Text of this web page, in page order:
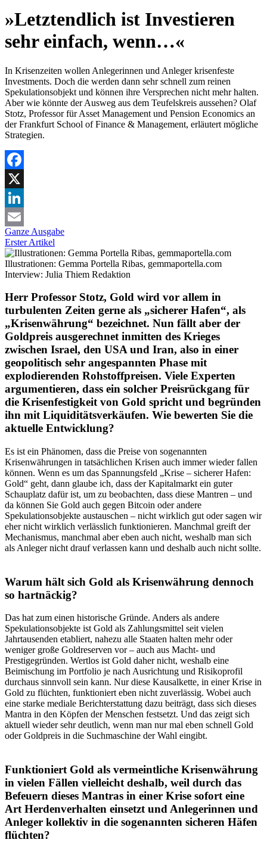
»Letztendlich ist Investieren
sehr einfach, wenn…«
In Krisenzeiten wollen Anlegerinnen und Anleger krisenfeste
Investments. Doch die werden dann sehr schnell zum reinen
Spekulationsobjekt und können ihre Versprechen nicht mehr halten.
Aber wie könnte der Ausweg aus dem Teufelskreis aussehen? Olaf
Stotz, Professor für Asset Management und Pension Economics an
der Frankfurt School of Finance & Management, erläutert mögliche
Strategien.
Facebook
X
LinkedIn
Email
Ganze Ausgabe
Erster Artikel
Illustrationen: Gemma Portella Ribas, gemmaportella.com
Interview: Julia Thiem Redaktion
Herr Professor Stotz, Gold wird vor allem in
turbulenten Zeiten gerne als „sicherer Hafen“, als
„Krisenwährung“ bezeichnet. Nun fällt aber der
Goldpreis ausgerechnet inmitten des Krieges
zwischen Israel, den USA und Iran, also in einer
geopolitisch sehr angespannten Phase mit
explodierenden Rohstoffpreisen. Viele Experten
argumentieren, dass ein solcher Preisrückgang für
die Krisenfestigkeit von Gold spricht und begründen
ihn mit Liquiditätsverkäufen. Wie bewerten Sie die
aktuelle Entwicklung?
Es ist ein Phänomen, dass die Preise von sogenannten
Krisenwährungen in tatsächlichen Krisen auch immer wieder fallen
können. Wenn es um das Spannungsfeld „Krise – sicherer Hafen:
Gold“ geht, dann glaube ich, dass der Kapitalmarkt ein guter
Schauplatz dafür ist, um zu beobachten, dass diese Mantren – und
da können Sie Gold auch gegen Bitcoin oder andere
Spekulationsobjekte austauschen – nicht wirklich gut oder sagen wir
eher nicht wirklich verlässlich funktionieren. Manchmal greift der
Mechanismus, manchmal aber eben auch nicht, weshalb man sich
als Anleger nicht drauf verlassen kann und deshalb auch nicht sollte.
Warum hält sich Gold als Krisenwährung dennoch
so hartnäckig?
Das hat zum einen historische Gründe. Anders als andere
Spekulationsobjekte ist Gold als Zahlungsmittel seit vielen
Jahrtausenden etabliert, nahezu alle Staaten halten mehr oder
weniger große Goldreserven vor – auch aus Macht- und
Prestigegründen. Wertlos ist Gold daher nicht, weshalb eine
Beimischung im Portfolio je nach Ausrichtung und Risikoprofil
durchaus sinnvoll sein kann. Nur diese Kausalkette, in einer Krise in
Gold zu flüchten, funktioniert eben nicht zuverlässig. Wobei auch
eine starke mediale Berichterstattung dazu beiträgt, dass sich dieses
Mantra in den Köpfen der Menschen festsetzt. Und das zeigt sich
aktuell wieder sehr deutlich, wenn man nur mal eben schnell Gold
oder Goldpreis in die Suchmaschine der Wahl eingibt.
Funktioniert Gold als vermeintliche Krisenwährung
in vielen Fällen vielleicht deshalb, weil durch das
Befeuern dieses Mantras in einer Krise sofort eine
Art Herdenverhalten einsetzt und Anlegerinnen und
Anleger kollektiv in die sogenannten sicheren Häfen
flüchten?